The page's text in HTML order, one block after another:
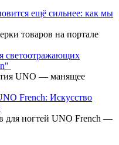
ещё сильнее: как мы
товаров на портале
светоотражающих
UNO — манящее
French: Искусство
для ногтей UNO French —